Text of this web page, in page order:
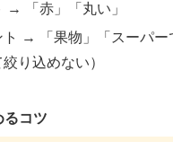
→ 「赤」「丸い」
ト → 「果物」「スーパー
絞り込めない）
コツ